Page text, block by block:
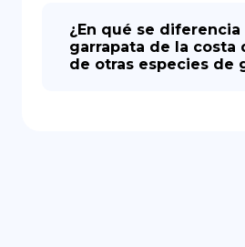
¿En qué se diferencia
garrapata de la costa
de otras especies de